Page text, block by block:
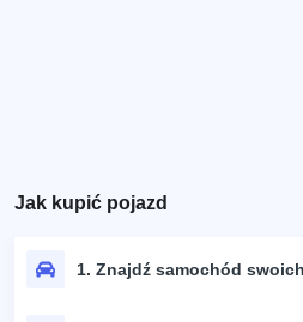
Jak kupić pojazd
1. Znajdź samochód